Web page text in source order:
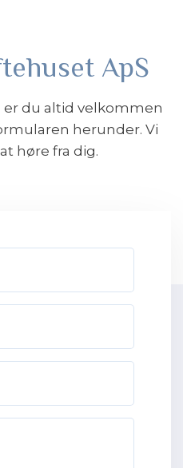
ApS
er du altid velkommen
herunder. Vi
høre fra dig.